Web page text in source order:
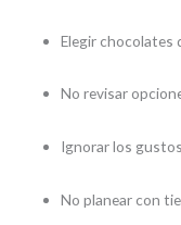
Elegir chocolates
No revisar
Ignorar los
No planear con